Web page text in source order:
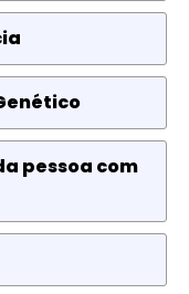
pessoa com